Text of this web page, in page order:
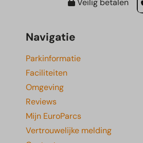
Veilig betalen
Navigatie
Parkinformatie
Faciliteiten
Omgeving
Reviews
Mijn EuroParcs
Vertrouwelijke melding